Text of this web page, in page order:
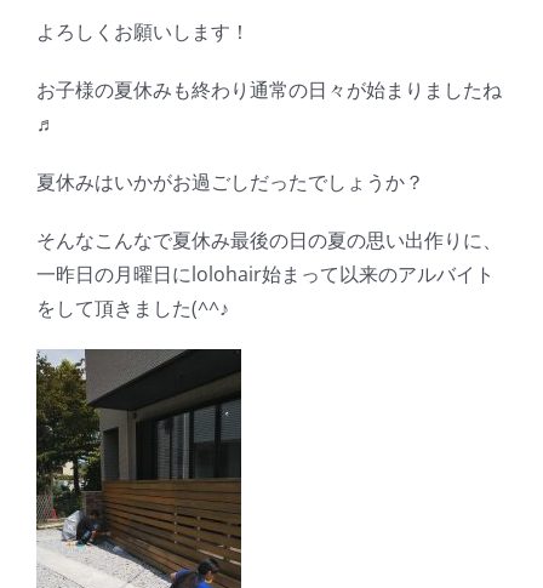
よろしくお願いします！
お子様の夏休みも終わり通常の日々が始まりましたね
♬
夏休みはいかがお過ごしだったでしょうか？
そんなこんなで夏休み最後の日の夏の思い出作りに、
一昨日の月曜日にlolohair始まって以来のアルバイト
をして頂きました(^^♪